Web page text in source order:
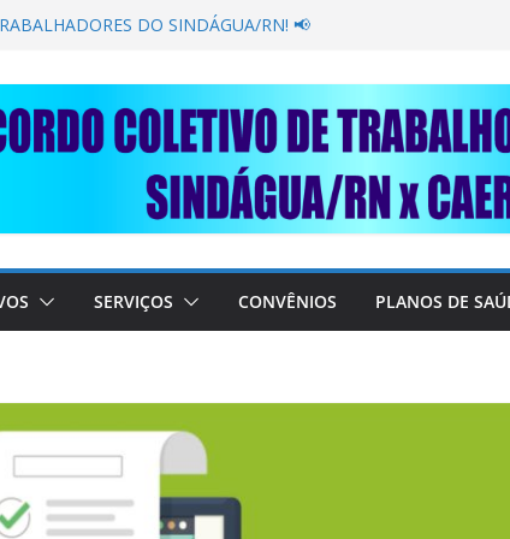
SECAR SUA TORNEIRA: UNIDOS
em importante debate com o Ministro
A SABESP! 🚨
AJUDE O NOSSO
RAIMUNDO DA CAERN!
SERVIÇOS CONVÊNIOS PLANOS DE